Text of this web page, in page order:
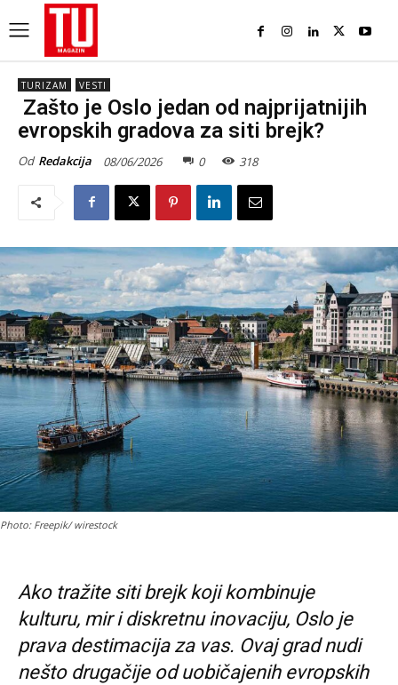
TURIZAM VESTI
Zašto je Oslo jedan od najprijatnijih
evropskih gradova za siti brejk?
Od Redakcija 08/06/2026 0 318
Photo: Freepik/ wirestock
Ako tražite siti brejk koji kombinuje
kulturu, mir i diskretnu inovaciju, Oslo je
prava destimacija za vas. Ovaj grad nudi
nešto drugačije od uobičajenih evropskih